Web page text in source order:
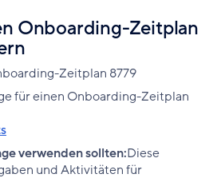
Onboarding-Zeitplan
für einen Onboarding-Zeitplan
verwenden sollten:Diese
und Aktivitäten für